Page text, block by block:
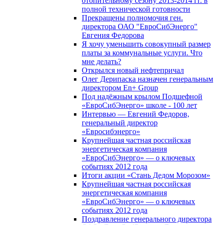
полной технической готовности
Прекращены полномочия ген.
директора ОАО "ЕвроСибЭнерго"
Евгения Федорова
Я хочу уменьшить совокупный размер
платы за коммунальные услуги. Что
мне делать?
Открылся новый нефтепричал
Олег Дерипаска назначен генеральным
директором En+ Group
Под надёжным крылом Подшефной
«ЕвроСибЭнерго» школе - 100 лет
Интервью — Евгений Федоров,
генеральный директор
«Евросибэнерго»
Крупнейшая частная российская
энергетическая компания
«ЕвроСибЭнерго» — о ключевых
событиях 2012 года
Итоги акции «Стань Дедом Морозом»
Крупнейшая частная российская
энергетическая компания
«ЕвроСибЭнерго» — о ключевых
событиях 2012 года
Поздравление генерального директора